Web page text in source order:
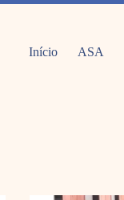
Início ASA